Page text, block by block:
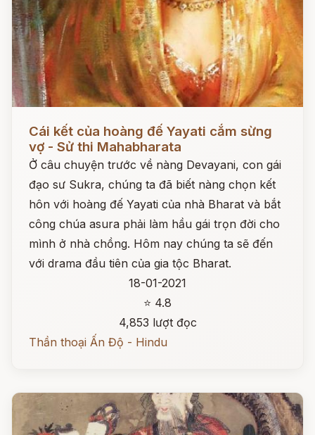
Cái kết của hoàng đế Yayati cắm sừng
vợ - Sử thi Mahabharata
Ở câu chuyện trước về nàng Devayani, con gái
đạo sư Sukra, chúng ta đã biết nàng chọn kết
hôn với hoàng đế Yayati của nhà Bharat và bắt
công chúa asura phải làm hầu gái trọn đời cho
mình ở nhà chồng. Hôm nay chúng ta sẽ đến
với drama đầu tiên của gia tộc Bharat.
18-01-2021
⭐ 4.8
4,853 lượt đọc
Thần thoại Ấn Độ - Hindu